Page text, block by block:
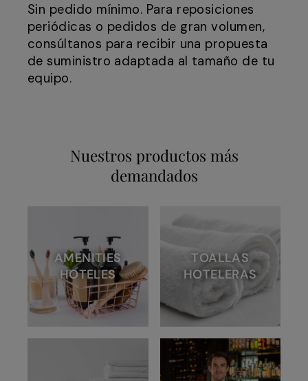
Sin pedido mínimo. Para reposiciones
periódicas o pedidos de gran volumen,
consúltanos para recibir una propuesta
de suministro adaptada al tamaño de tu
equipo.
Nuestros productos más
demandados
AMENITIES
HOTELES
TOALLAS
HOTELERAS